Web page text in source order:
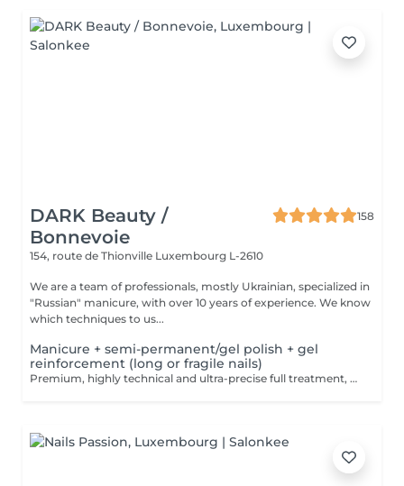
DARK Beauty /
Bonnevoie
158
154, route de Thionville Luxembourg L-2610
We are a team of professionals, mostly Ukrainian, specialized in
"Russian" manicure, with over 10 years of experience. We know
which techniques to us...
Manicure + semi-permanent/gel polish + gel
reinforcement (long or fragile nails)
Premium, highly technical and ultra-precise full treatment, performed mainly with an e-file to achieve a perfectly clean nail contour and apply the polish as close as possible, even slightly under the cuticle. This technique helps visually delay the regrowth by around 10 days. Visual result: -Extremely well-groomed nails, clean contours, flawless shape -Instagram / photo studio effect: neat, precise, with no visible dry skin We also include a gel reinforcement, recommended for long or fragile or broken nails. A perfect solution for flawless and long-lasting nails: -The average durability is 4 weeks!! Service content -> 95€ : -Removal of old semi-permanent and/or gel polish (if needed, already include in this price/service) -Very meticulous preparation of the nail plate -Removal of dead skin -Shape and file nails -Gentle cuticle care -Correction of the nail shape -Gel reinforcement -Application of semi-permanent nail polish -Application of cuticle oil and hand cream Optional : -Price per nail extension on up to 5 nails (if so please book "WITH simple design") +3€/nail -Price per nail for nail art on up to 5 nails (if so please book "WITH simple design") +3€/nail -Price for simple design (French, Chrome, Baby Boomer, Cat Eyes, Stickers, Foil) 6-10 nails -> +20€ -Price for complex design (3D, Hand drawings, Stamping, French with Chrome, Baby Boomer with Chrome, French with Cat Eyes) 6-10 nails -> +30€